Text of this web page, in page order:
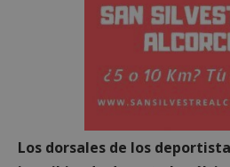
Los dorsales de los